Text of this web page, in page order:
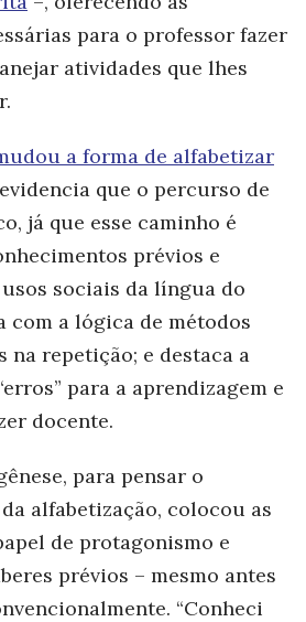
para o professor fazer
atividades que lhes
a forma de alfabetizar
que o percurso de
já que esse caminho é
prévios e
sociais da língua do
com a lógica de métodos
na repetição; e destaca a
para a aprendizagem e
docente.
para pensar o
alfabetização, colocou as
de protagonismo e
prévios – mesmo antes
“Conheci